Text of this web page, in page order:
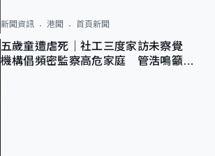
新聞資訊 港聞 首頁新聞
五歲童遭虐死｜社工三度家訪未察覺
機構倡頻密監察高危家庭 管浩鳴籲加